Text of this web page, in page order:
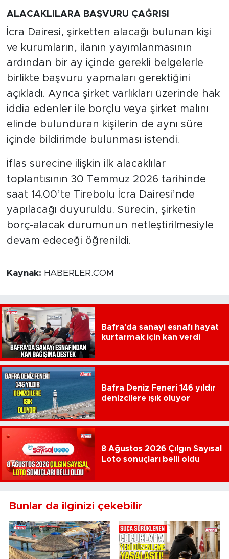
ALACAKLILARA BAŞVURU ÇAĞRISI
İcra Dairesi, şirketten alacağı bulunan kişi
ve kurumların, ilanın yayımlanmasının
ardından bir ay içinde gerekli belgelerle
birlikte başvuru yapmaları gerektiğini
açıkladı. Ayrıca şirket varlıkları üzerinde hak
iddia edenler ile borçlu veya şirket malını
elinde bulunduran kişilerin de aynı süre
içinde bildirimde bulunması istendi.
İflas sürecine ilişkin ilk alacaklılar
toplantısının 30 Temmuz 2026 tarihinde
saat 14.00’te Tirebolu İcra Dairesi’nde
yapılacağı duyuruldu. Sürecin, şirketin
borç-alacak durumunun netleştirilmesiyle
devam edeceği öğrenildi.
Kaynak: HABERLER.COM
Bafra'da sanayi esnafı hayat
kurtarmak için kan verdi
Bafra Deniz Feneri 146 yıldır
denizcilere ışık oluyor
8 Ağustos 2026 Çılgın Sayısal
Loto sonuçları belli oldu
Bunlar da ilginizi çekebilir